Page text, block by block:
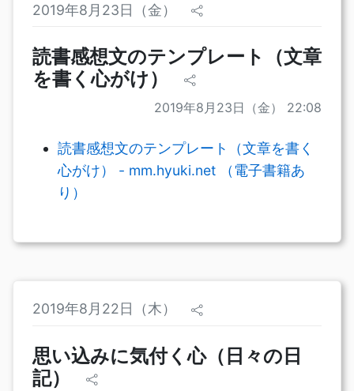
2019年8月23日（金）
読書感想文のテンプレート（文章
を書く心がけ）
2019年8月23日（金） 22:08
読書感想文のテンプレート（文章を書く
心がけ） - mm.hyuki.net （電子書籍あ
り）
2019年8月22日（木）
思い込みに気付く心（日々の日
記）